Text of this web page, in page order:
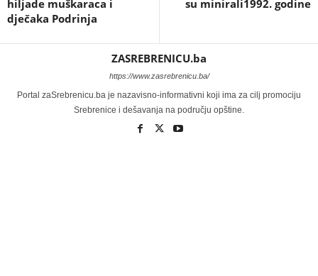
hiljade muškaraca i
dječaka Podrinja
su minirali1992. godine
ZASREBRENICU.ba
https://www.zasrebrenicu.ba/
Portal zaSrebrenicu.ba je nazavisno-informativni koji ima za cilj promociju
Srebrenice i dešavanja na području opštine.